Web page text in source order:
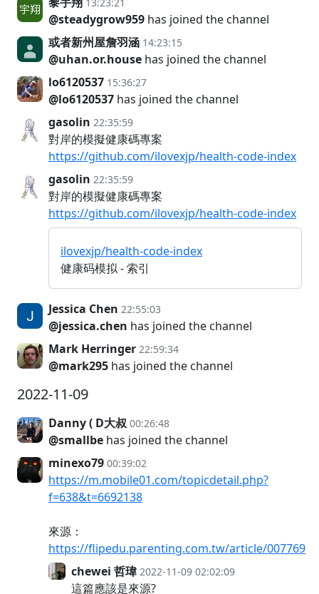
@steadygrow959 has joined the channel
或者新州屋詹羽涵 14:23:15
@uhan.or.house has joined the channel
lo6120537 15:36:27
@lo6120537 has joined the channel
gasolin 22:35:59
對岸的模擬健康碼專案
https://github.com/ilovexjp/health-code-index
gasolin 22:35:59
對岸的模擬健康碼專案
https://github.com/ilovexjp/health-code-index
ilovexjp/health-code-index
健康码模拟 - 索引
Jessica Chen 22:55:03
@jessica.chen has joined the channel
Mark Herringer 22:59:34
@mark295 has joined the channel
2022-11-09
Danny ( D大叔 00:26:48
@smallbe has joined the channel
minexo79 00:39:02
https://m.mobile01.com/topicdetail.php?
f=638&t=6692138
來源：
https://flipedu.parenting.com.tw/article/007769
chewei 哲瑋 2022-11-09 02:02:09
這篇應該是來源?